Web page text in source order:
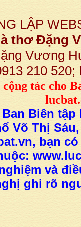
LẬP
thơ Đặng
Vương
210
cộng tác cho
Biên tập
Võ Thị
bạn
và
ghi rõ